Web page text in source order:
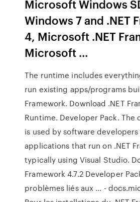
Microsoft Windows
Windows 7 and .NET
4, Microsoft .NET
Microsoft …
The runtime includes
run existing apps/programs
Framework. Download .NET
Runtime. Developer Pack. The
is used by software
applications that run on .NET
typically using Visual Studio.
Framework 4.7.2 Developer
problèmes liés aux ... -